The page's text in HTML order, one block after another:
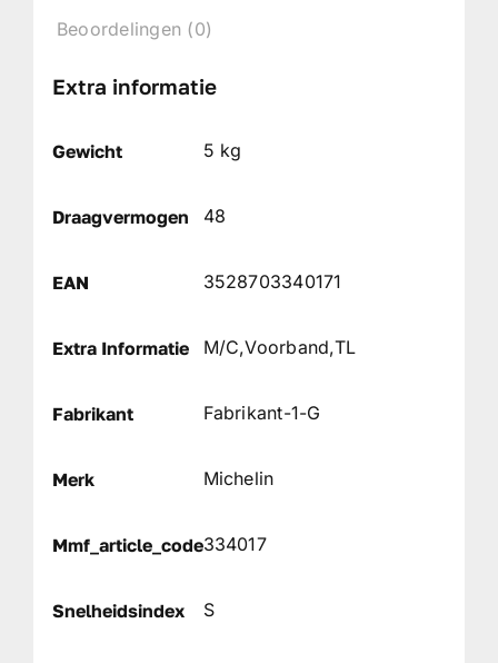
Beoordelingen (0)
Extra informatie
Gewicht 5 kg
Draagvermogen 48
EAN 3528703340171
Extra Informatie M/C,Voorband,TL
Fabrikant Fabrikant-1-G
Merk Michelin
Mmf_article_code334017
Snelheidsindex S